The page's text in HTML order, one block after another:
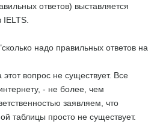
ответов) выставляется
надо правильных ответов на
вопрос не существует. Все
- не более, чем
заявляем, что
таблицы просто не существует.